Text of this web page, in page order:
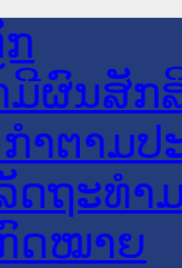
ມີຜົນສັກ
າຕາມປ
ດຖະທໍາ
ດໝາຍ